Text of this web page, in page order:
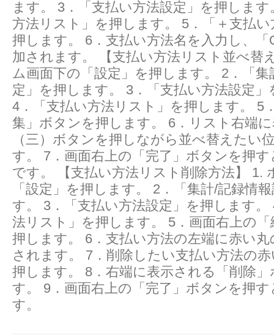
ます。 3．「支払い方法設定」を押しま
方法リスト」を押します。 5．「＋支払
押します。 6．支払い方法名を入力し、
加されます。 【支払い方法リスト並べ替
ム画面下の「設定」を押します。 2．「集
定」を押します。 3．「支払い方法設定
4．「支払い方法リスト」を押します。 5
集」ボタンを押します。 6．リスト右端
（三）ボタンを押しながら並べ替えたい
す。 7．画面右上の「完了」ボタンを押
です。 【支払い方法リスト削除方法】 1.
「設定」を押します。 2．「集計/記録情
す。 3．「支払い方法設定」を押します。
法リスト」を押します。 5．画面右上の
押します。 6．支払い方法の左端に赤い
されます。 7．削除したい支払い方法の
押します。 8．右端に表示される「削除
す。 9．画面右上の「完了」ボタンを押
す。